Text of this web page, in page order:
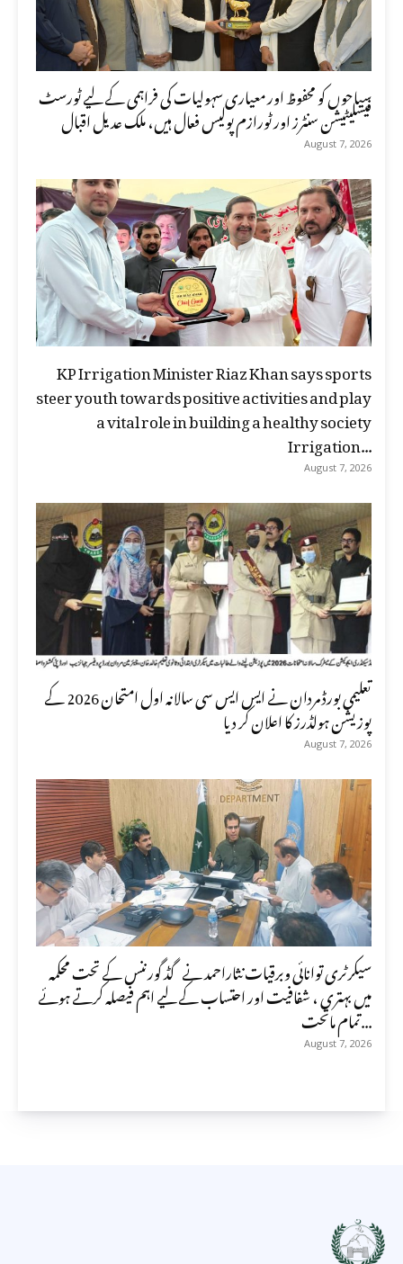
سیاحوں کو محفوظ اور معیاری سہولیات کی فراہمی کے لیے ٹورسٹ
فیسلیٹیشن سنٹرز اور ٹورازم پولیس فعال ہیں، ملک عدیل اقبال
August 7, 2026
KP Irrigation Minister Riaz Khan says sports
steer youth towards positive activities and play
a vital role in building a healthy society
Irrigation...
August 7, 2026
تعلیمی بورڈ مردان نے ایس ایس سی سالانہ اول امتحان 2026 کے
پوزیشن ہولڈرز کا اعلان کر دیا
August 7, 2026
سیکرٹری توانائی وبرقیات نثاراحمد نے گڈ گورننس کے تحت محکمہ
میں بہتری ، شفافیت اور احتساب کے لیے اہم فیصلہ کرتے ہوئے
تمام ماتحت...
August 7, 2026